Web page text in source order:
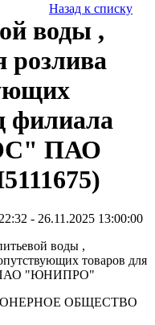
Назад к списку
воды ,
розлива
филиала
ПАО
- 26.11.2025 13:00:00
воды ,
товаров для
ПАО "ЮНИПРО"
ОБЩЕСТВО